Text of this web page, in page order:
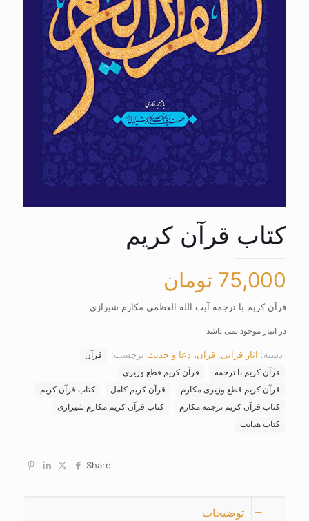
کتاب قرآن کریم
75,000 تومان
قرآن کریم با ترجمه آیت الله العظمی مکارم شیرازی
در انبار موجود نمی باشد
دسته: آثار قرآنی قرآن، دعا و حدیث برچسب:
قرآن
قرآن کریم با ترجمه
قرآن کریم قطع وزیری
قرآن کریم قطع وزیری مکارم
قرآن کریم کامل
کتاب قرآن کریم
کتاب قرآن کریم ترجمه مکارم
کتاب قرآن کریم مکارم شیرازی
کتاب هدایت
Share
توضیحات